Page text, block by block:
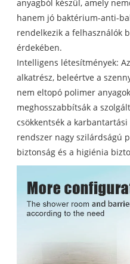
anyagból készül, amely
hanem jó baktérium-anti-
rendelkezik a felhasználók
érdekében.
Intelligens létesítmények:
alkatrész, beleértve a
nem eltopó polimer
meghosszabbítsák a
csökkentsék a
rendszer nagy szilárdságú
biztonság és a higiénia